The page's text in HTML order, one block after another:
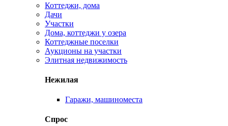
Коттеджи, дома
Дачи
Участки
Дома, коттеджи у озера
Коттеджные поселки
Аукционы на участки
Элитная недвижимость
Нежилая
Гаражи, машиноместа
Спрос